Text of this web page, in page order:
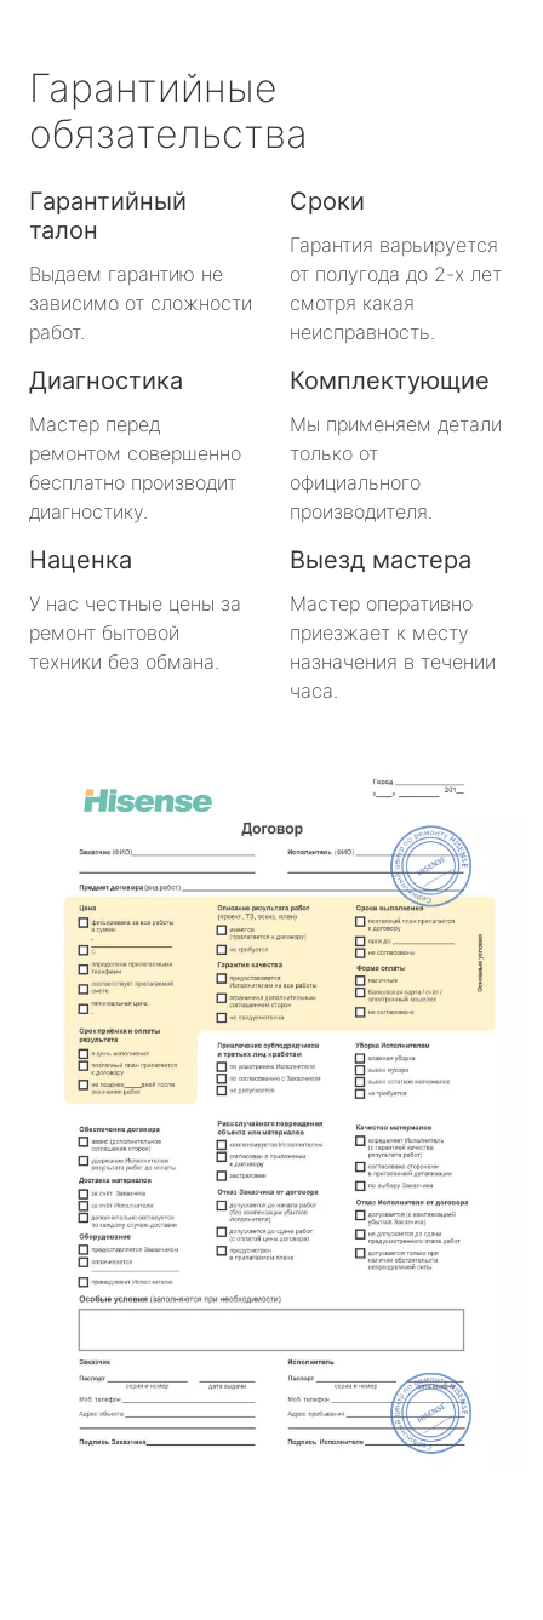
Гарантийные
обязательства
Гарантийный
талон
Выдаем гарантию не
зависимо от сложности
работ.
Сроки
Гарантия варьируется
от полугода до 2-х лет
смотря какая
неисправность.
Диагностика
Мастер перед
ремонтом совершенно
бесплатно производит
диагностику.
Комплектующие
Мы применяем детали
только от
официального
производителя.
Наценка
У нас честные цены за
ремонт бытовой
техники без обмана.
Выезд мастера
Мастер оперативно
приезжает к месту
назначения в течении
часа.